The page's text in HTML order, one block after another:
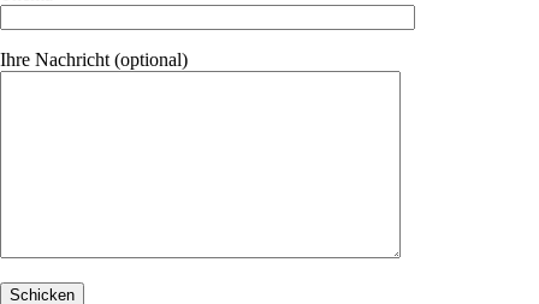
Ihre Nachricht (optional)